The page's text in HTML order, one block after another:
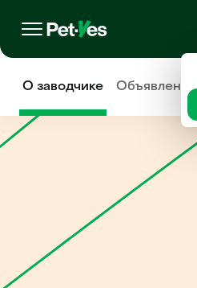
О заводчике Объявления